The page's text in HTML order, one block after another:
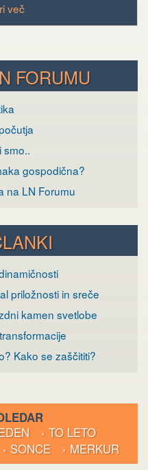
več
FORUMU
smo..
gospodična?
na LN Forumu
priložnosti in sreče
kamen svetlobe
Kako se zaščititi?
› TO LETO
› SONCE › MERKUR